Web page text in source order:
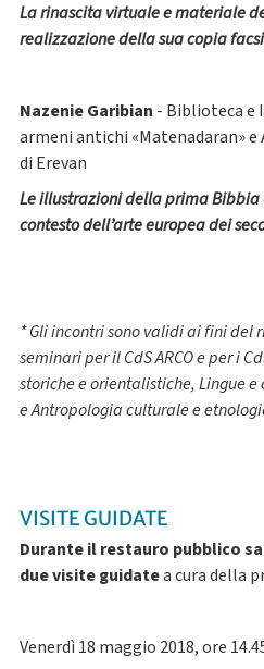
La rinascita virtuale e materiale
realizzazione della sua copia
Nazenie Garibian - Biblioteca
armeni antichi «Matenadaran»
di Erevan
Le illustrazioni della prima
contesto dell’arte europea dei
* Gli incontri sono validi ai fini del
seminari per il CdS ARCO e per i
storiche e orientalistiche, Lingue e
e Antropologia culturale e
VISITE GUIDATE
Durante il restauro pubblico
due visite guidatea cura della
Venerdì 18 maggio 2018, ore